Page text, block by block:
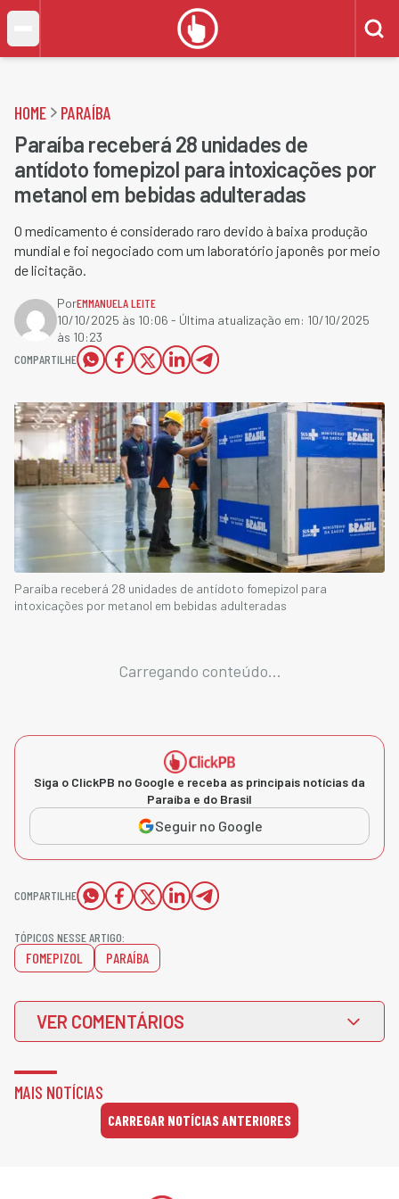
HOME PARAÍBA
Paraíba receberá 28 unidades de
antídoto fomepizol para intoxicações por
metanol em bebidas adulteradas
O medicamento é considerado raro devido à baixa produção
mundial e foi negociado com um laboratório japonês por meio
de licitação.
PorEMMANUELA LEITE
10/10/2025 às 10:06 - Última atualização em: 10/10/2025
às 10:23
COMPARTILHE
Paraíba receberá 28 unidades de antídoto fomepizol para
intoxicações por metanol em bebidas adulteradas
Carregando conteúdo...
Siga o ClickPB no Google e receba as principais notícias da
Paraíba e do Brasil
Seguir no Google
COMPARTILHE
TÓPICOS NESSE ARTIGO:
FOMEPIZOL PARAÍBA
VER COMENTÁRIOS
MAIS NOTÍCIAS
CARREGAR NOTÍCIAS ANTERIORES